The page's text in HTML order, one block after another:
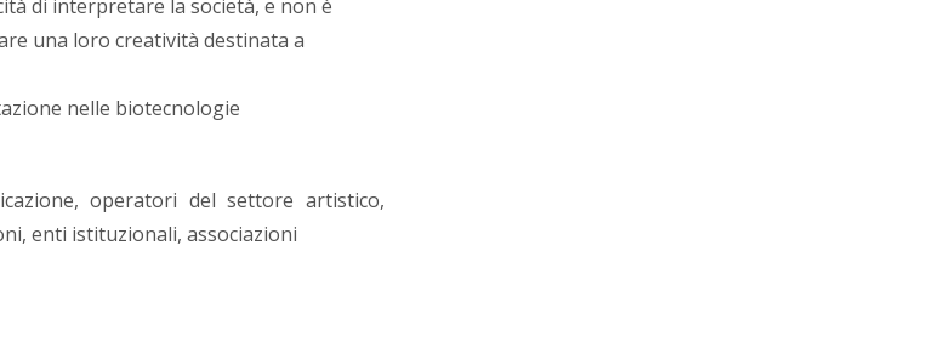
di interpretare la società, e non è
una loro creatività destinata a
nelle biotecnologie
operatori del settore artistico,
enti istituzionali, associazioni